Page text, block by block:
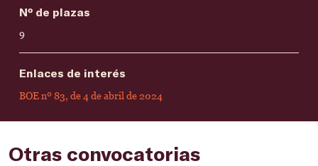
Nº de plazas
9
Enlaces de interés
BOE nº 83, de 4 de abril de 2024
Otras convocatorias